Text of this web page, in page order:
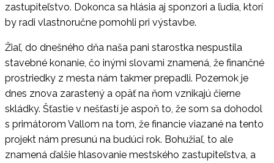
zastupiteľstvo. Dokonca sa hlásia aj sponzori a ľudia, ktorí
by radi vlastnoručne pomohli pri výstavbe.
Žiaľ, do dnešného dňa naša pani starostka nespustila
stavebné konanie, čo inými slovami znamená, že finančné
prostriedky z mesta nám takmer prepadli. Pozemok je
dnes znova zarastený a opäť na ňom vznikajú čierne
skládky. Šťastie v nešťastí je aspoň to, že som sa dohodol
s primátorom Vallom na tom, že financie viazané na tento
projekt nám presunú na budúci rok. Bohužiaľ, to ale
znamená ďalšie hlasovanie mestského zastupiteľstva, a